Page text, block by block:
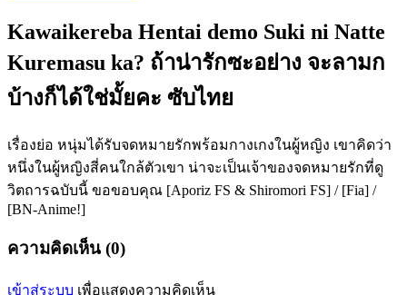
Kawaikereba Hentai demo Suki ni Natte
Kuremasu ka? ถ้าน่ารักซะอย่าง จะลามก
บ้างก็ได้ใช่มั้ยคะ ซับไทย
เรื่องย่อ หนุ่มได้รับจดหมายรักพร้อมกางเกงในผู้หญิง เขาคิดว่า
หนึ่งในผู้หญิงสี่คนใกล้ตัวเขา น่าจะเป็นเจ้าของจดหมายรักที่ดู
วิตถารฉบับนี้ ขอขอบคุณ [Aporiz FS & Shiromori FS] / [Fia] /
[BN-Anime!]
ความคิดเห็น (0)
เข้าสู่ระบบ เพื่อแสดงความคิดเห็น